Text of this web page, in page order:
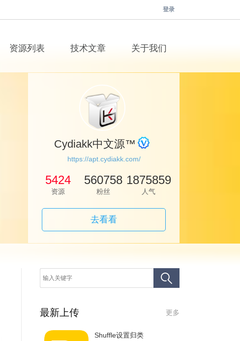
登录
资源列表 技术文章 关于我们
Cydiakk中文源™
https://apt.cydiakk.com/
5424
资源
560758
粉丝
1875859
人气
去看看
最新上传 更多
Shuffle设置归类